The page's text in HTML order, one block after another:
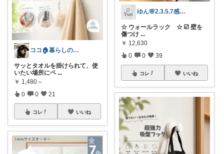
ココ🏠暮らしの必需品
サッとタオルを掛けられて、使
いたい場所にペ ...
￥ 1,480～
0 0 21
コレ いいね
ゆん🌸2.3.5.7感謝✨
☆ ウォールラック ☆ ☑️ 壁を
傷つけ ...
￥ 12,630
0 0 39
コレ いいね